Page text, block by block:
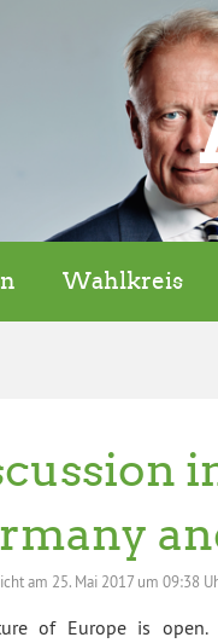
Wahlkreis
am 25. Mai 2017 um 09:38
of Europe is open.